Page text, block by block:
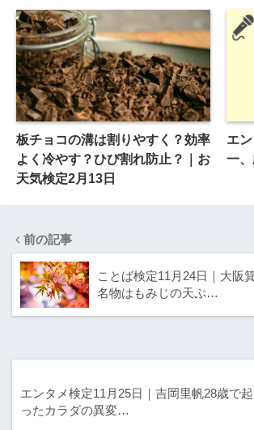
板チョコの溝は割りやすく？効率
よく冷やす？ひび割れ防止？｜お
天気検定2月13日
エ
一
前の記事
ことば検定11月24日｜大阪
名物はもみじの天ぷ…
エンタメ検定11月25日｜吉岡里帆28歳で起
ったカラダの異変…